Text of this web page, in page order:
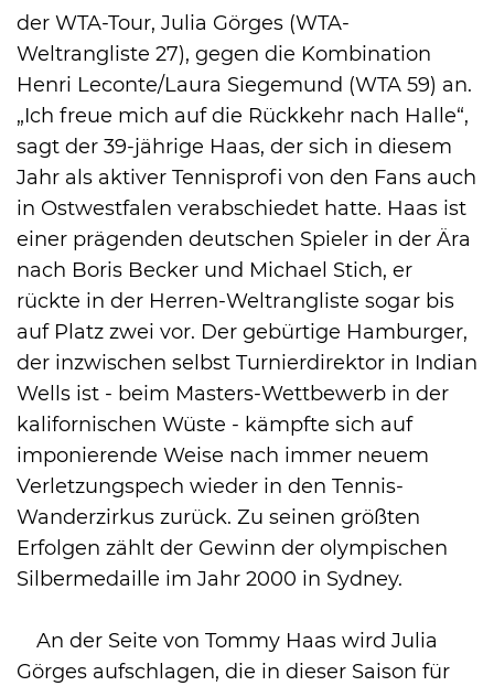
der WTA-Tour, Julia Görges (WTA-
Weltrangliste 27), gegen die Kombination
Henri Leconte/Laura Siegemund (WTA 59) an.
„Ich freue mich auf die Rückkehr nach Halle“,
sagt der 39-jährige Haas, der sich in diesem
Jahr als aktiver Tennisprofi von den Fans auch
in Ostwestfalen verabschiedet hatte. Haas ist
einer prägenden deutschen Spieler in der Ära
nach Boris Becker und Michael Stich, er
rückte in der Herren-Weltrangliste sogar bis
auf Platz zwei vor. Der gebürtige Hamburger,
der inzwischen selbst Turnierdirektor in Indian
Wells ist - beim Masters-Wettbewerb in der
kalifornischen Wüste - kämpfte sich auf
imponierende Weise nach immer neuem
Verletzungspech wieder in den Tennis-
Wanderzirkus zurück. Zu seinen größten
Erfolgen zählt der Gewinn der olympischen
Silbermedaille im Jahr 2000 in Sydney.
An der Seite von Tommy Haas wird Julia
Görges aufschlagen, die in dieser Saison für